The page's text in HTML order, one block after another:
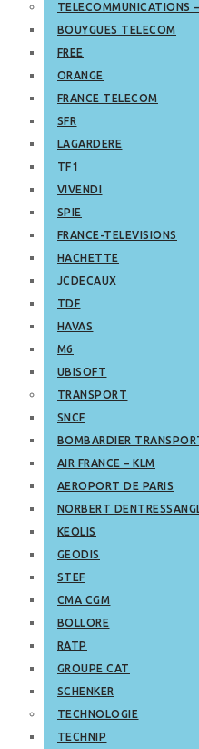
TELECOMMUNICATIONS
BOUYGUES TELECOM
FREE
ORANGE
FRANCE TELECOM
SFR
LAGARDERE
TF1
VIVENDI
SPIE
FRANCE-TELEVISIONS
HACHETTE
JCDECAUX
TDF
HAVAS
M6
UBISOFT
TRANSPORT
SNCF
BOMBARDIER
AIR FRANCE – KLM
AEROPORT DE PARIS
NORBERT
KEOLIS
GEODIS
STEF
CMA CGM
BOLLORE
RATP
GROUPE CAT
SCHENKER
TECHNOLOGIE
TECHNIP